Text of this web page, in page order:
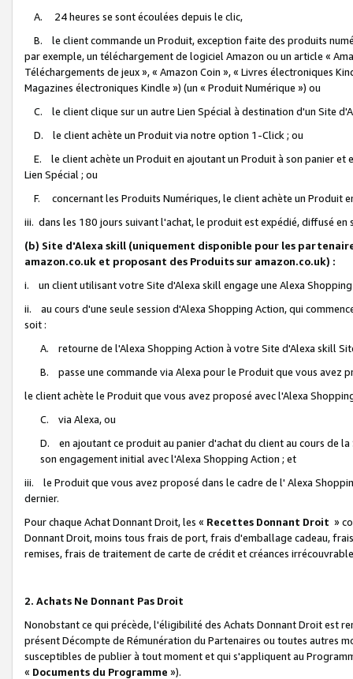
A. 24 heures se sont écoulées depuis le clic,
B. le client commande un Produit, exception faite des produits
par exemple, un téléchargement de logiciel Amazon ou un article «
Téléchargements de jeux », « Amazon Coin », « Livres électroniques
Magazines électroniques Kindle ») (un « Produit Numérique ») ou
C. le client clique sur un autre Lien Spécial à destination d'un Site
D. le client achète un Produit via notre option 1-Click ; ou
E. le client achète un Produit en ajoutant un Produit à son panier et
Lien Spécial ; ou
F. concernant les Produits Numériques, le client achète un Produit
iii. dans les 180 jours suivant l'achat, le produit est expédié, diffusé
(b) Site d'Alexa skill (uniquement disponible pour les
amazon.co.uk et proposant des Produits sur amazon.co.uk) :
i. un client utilisant votre Site d'Alexa skill engage une Alexa
ii. au cours d'une seule session d'Alexa Shopping Action, qui
soit :
A. retourne de l'Alexa Shopping Action à votre Site d'Alexa skill
B. passe une commande via Alexa pour le Produit que vous avez
le client achète le Produit que vous avez proposé avec l'Alexa
C. via Alexa, ou
D. en ajoutant ce produit au panier d'achat du client au cours de
son engagement initial avec l'Alexa Shopping Action ; et
iii. le Produit que vous avez proposé dans le cadre de l' Alexa
dernier.
Pour chaque Achat Donnant Droit, les « Recettes Donnant Droit »
Donnant Droit, moins tous frais de port, frais d'emballage cadeau,
remises, frais de traitement de carte de crédit et créances
2. Achats Ne Donnant Pas Droit
Nonobstant ce qui précède, l'éligibilité des Achats Donnant Droit est
présent Décompte de Rémunération du Partenaires ou toutes autres
susceptibles de publier à tout moment et qui s'appliquent au
« Documents du Programme »).